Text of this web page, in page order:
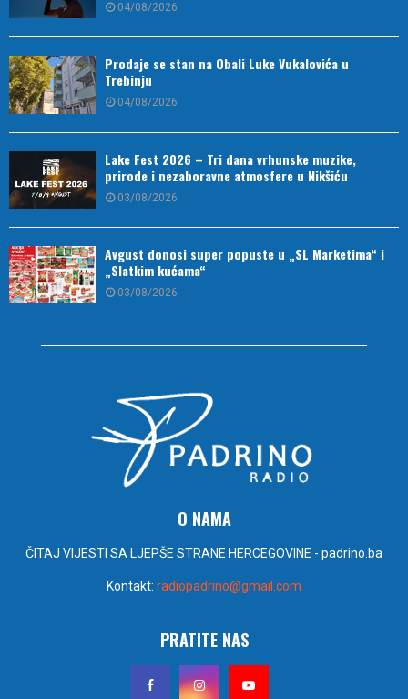
04/08/2026
Prodaje se stan na Obali Luke Vukalovića u
Trebinju
04/08/2026
Lake Fest 2026 – Tri dana vrhunske muzike,
prirode i nezaboravne atmosfere u Nikšiću
03/08/2026
Avgust donosi super popuste u „SL Marketima“ i
„Slatkim kućama“
03/08/2026
O NAMA
ČITAJ VIJESTI SA LJEPŠE STRANE HERCEGOVINE - padrino.ba
Kontakt: radiopadrino@gmail.com
PRATITE NAS